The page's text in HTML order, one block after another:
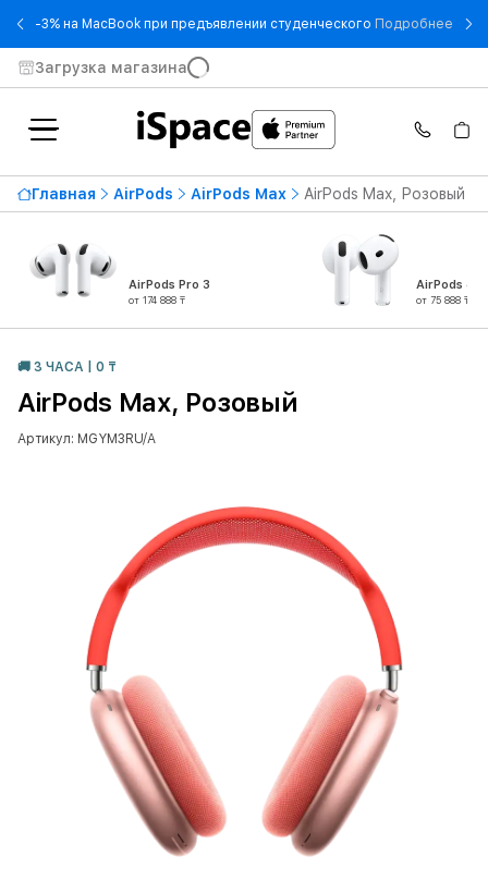
-3% на MacBook при предъявлении студенческого Подробнее - -
Загрузка магазина
Главная AirPods AirPods Max AirPods Max, Розовый
AirPods Pro 3
от 174 888 ₸
AirPods 4
от 75 888 ₸
🚚 3 ЧАСА | 0 ₸
AirPods Max, Розовый
Артикул: MGYM3RU/A